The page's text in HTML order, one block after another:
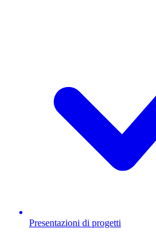
Presentazioni di progetti